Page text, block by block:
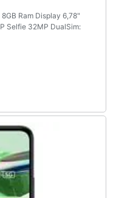
Ram Display 6,78"
Selfie 32MP DualSim:
7s Gen3